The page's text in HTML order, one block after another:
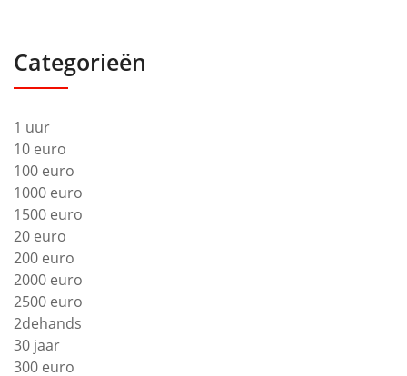
Categorieën
1 uur
10 euro
100 euro
1000 euro
1500 euro
20 euro
200 euro
2000 euro
2500 euro
2dehands
30 jaar
300 euro